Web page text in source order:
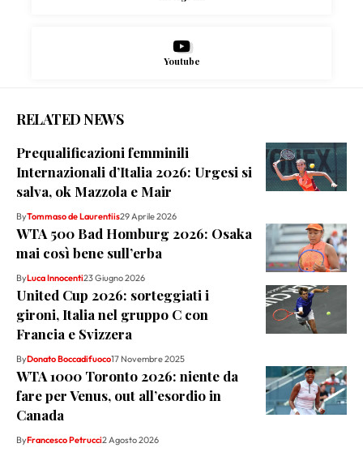
Youtube
RELATED NEWS
Prequalificazioni femminili
Internazionali d’Italia 2026: Urgesi si
salva, ok Mazzola e Mair
ByTommaso de Laurentiis29 Aprile 2026
WTA 500 Bad Homburg 2026: Osaka
mai così bene sull’erba
ByLuca Innocenti23 Giugno 2026
United Cup 2026: sorteggiati i
gironi, Italia nel gruppo C con
Francia e Svizzera
ByDonato Boccadifuoco17 Novembre 2025
WTA 1000 Toronto 2026: niente da
fare per Venus, out all’esordio in
Canada
ByFrancesco Petrucci2 Agosto 2026